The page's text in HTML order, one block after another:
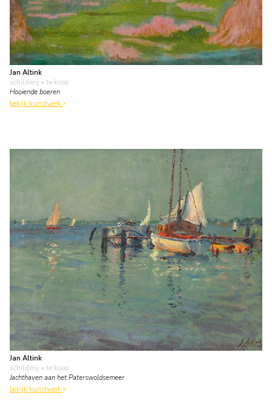
Jan Altink
schilderij • te koop
Hooiende boeren
bekijk kunstwerk
Jan Altink
schilderij • te koop
Jachthaven aan het Paterswoldsemeer
bekijk kunstwerk